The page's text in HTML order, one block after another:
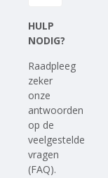
HULP
NODIG?
Raadpleeg
zeker
onze
antwoorden
op de
veelgestelde
vragen
(FAQ).